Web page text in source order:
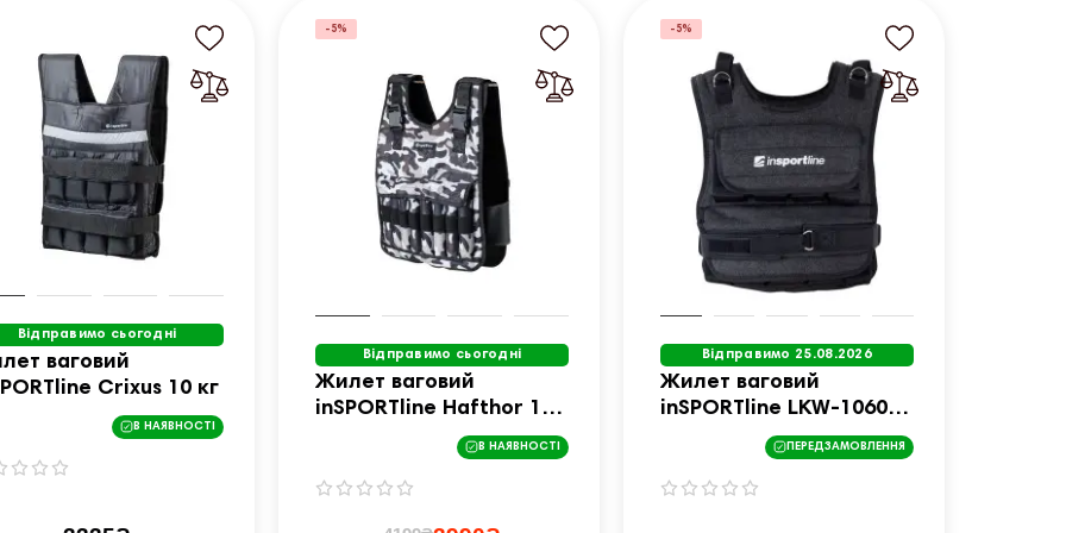
Відправимо сьогодні
ваговий
Crixus 10 кг
В НАЯВНОСТІ
-5%
Відправимо сьогодні
Жилет ваговий
inSPORTline Hafthor 15
В НАЯВНОСТІ
-5%
Відправимо 25.08.2026
Жилет ваговий
inSPORTline LKW-1060
ПЕРЕДЗАМОВЛЕННЯ